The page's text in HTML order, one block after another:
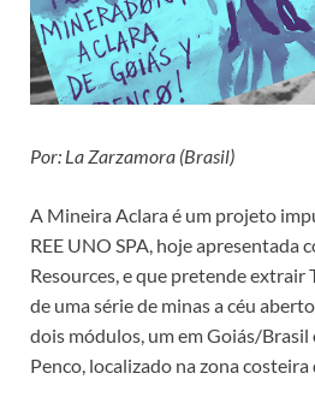
Por: La Zarzamora (Brasil)
A Mineira Aclara é um projeto
REE UNO SPA, hoje apresentada
Resources, e que pretende extrair
de uma série de minas a céu
dois módulos, um em Goiás/
Penco, localizado na zona costeira